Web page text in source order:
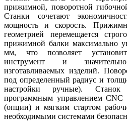
прижимной, поворотной
Станки сочетают
мощность и скорость.
геометрией перемещается
прижимной балки максимально
мм, что позволяет
инструмент и
изготавливаемых изделий.
под определенный радиус и
настройки ручные).
программным управлением CNC
(опции) и мягким стартом
необходимыми системами